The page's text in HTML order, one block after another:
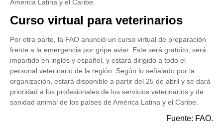
América Latina y el Caribe.
Curso virtual para veterinarios
Por otra parte, la FAO anunció un curso virtual de preparación
frente a la emergencia por gripe aviar. Este será gratuito, será
impartido en inglés y español, y estará dirigido a todo el
personal veterinario de la región. Según lo señalado por la
organización, estará disponible a partir del 25 de abril y se dará
prioridad a los profesionales de los servicios veterinarios y de
sanidad animal de los países de América Latina y el Caribe.
Fuente: FAO.